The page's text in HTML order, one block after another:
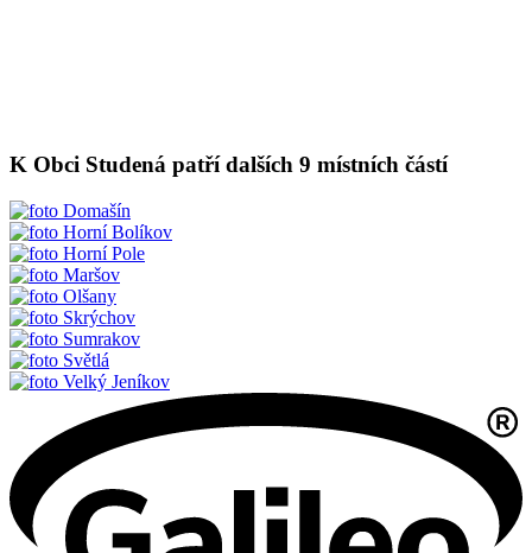
K Obci Studená patří dalších 9 místních částí
Domašín
Horní Bolíkov
Horní Pole
Maršov
Olšany
Skrýchov
Sumrakov
Světlá
Velký Jeníkov